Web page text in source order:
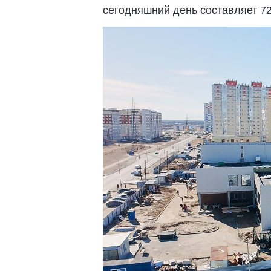
сегодняшний день составляет